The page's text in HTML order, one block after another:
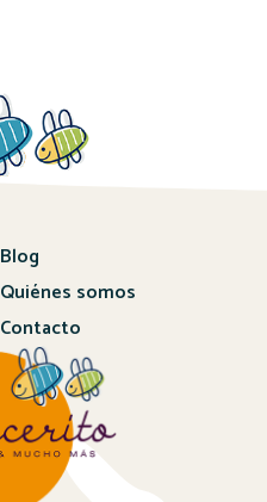
Blog
Quiénes somos
Contacto